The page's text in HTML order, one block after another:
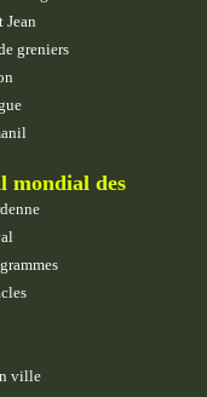
Jean
greniers
mondial des
ville